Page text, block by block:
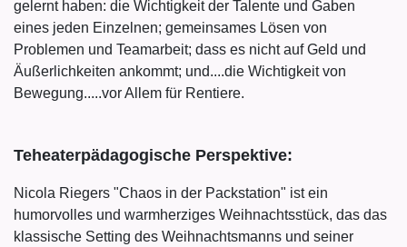
gelernt haben: die Wichtigkeit der Talente und Gaben
eines jeden Einzelnen; gemeinsames Lösen von
Problemen und Teamarbeit; dass es nicht auf Geld und
Äußerlichkeiten ankommt; und....die Wichtigkeit von
Bewegung.....vor Allem für Rentiere.
Teheaterpädagogische Perspektive:
Nicola Riegers "Chaos in der Packstation" ist ein
humorvolles und warmherziges Weihnachtsstück, das das
klassische Setting des Weihnachtsmanns und seiner